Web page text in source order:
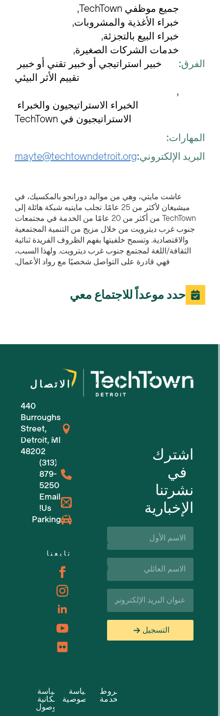
الفرق:
جميع موظفي TechTown
خبراء الأغذية والمشروبات
خبراء البيع بالتجزئة
خدمات الشركات الصغيرة
خبير استراتيجي أو خبير تقني أو خبير
تقييم الأثر البيئي
الخبراء الاستراتيجيون والخبراء
الاستراتيجيون في TechTown
المهارات:
البريد الإلكتروني:mayte@techtowndetroit.org
عاشت مايتي، وهي من مواليد دورانجو بالمكسيك، في
ميشيغان لأكثر من 25 عامًا. تجلب مايتيه شبكة هائلة إلى
TechTown من أكثر من 20 عامًا من الخدمة في مجتمعات
جنوب غرب ديترويت من خلال مزيج من التنمية المجتمعية
والاقتصادية. وتسمح خلفيتها بفهم الظروف الفريدة ثنائية
الثقافة/اللغة لمجتمع جنوب غرب ديترويت. ولهذا السبب،
فهي قادرة على التواصل شخصيًا مع رواد الأعمال.
حدد موعداً للاجتماع معي
اشترك
في
نشرتنا
الإخبارية
الاسم
الأول*
اسم
العائلة*
البريد
الإلكتروني*
التسجيل
من نحن
للشركات الناشئة في مجال التكنولوجيا
الفعاليات القادمة
دعم الأعمال والموارد
الوظائف
الاتصال
440
Burroughs
Street,
Detroit, MI
48202
(313)
879-
5250
Email
Us!
Parking
تابعنا
شروط
الخدمة
سياسة
الخصوصية
سياسة
إمكانية
الوصول